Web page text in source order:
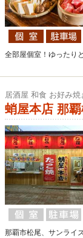
全部屋個室！ゆったり
居酒屋 和食 お好み焼
蛸屋本店 那
那覇市松尾、サンライ